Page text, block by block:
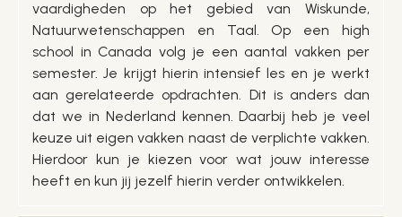
vaardigheden op het gebied van Wiskunde,
Natuurwetenschappen en Taal. Op een high
school in Canada volg je een aantal vakken per
semester. Je krijgt hierin intensief les en je werkt
aan gerelateerde opdrachten. Dit is anders dan
dat we in Nederland kennen. Daarbij heb je veel
keuze uit eigen vakken naast de verplichte vakken.
Hierdoor kun je kiezen voor wat jouw interesse
heeft en kun jij jezelf hierin verder ontwikkelen.